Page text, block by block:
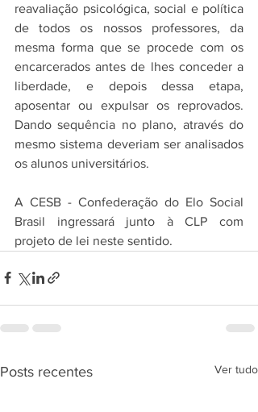
reavaliação psicológica, social e política
de todos os nossos professores, da
mesma forma que se procede com os
encarcerados antes de lhes conceder a
liberdade, e depois dessa etapa,
aposentar ou expulsar os reprovados.
Dando sequência no plano, através do
mesmo sistema deveriam ser analisados
os alunos universitários.
A CESB - Confederação do Elo Social
Brasil ingressará junto à CLP com
projeto de lei neste sentido.
Posts recentes Ver tudo